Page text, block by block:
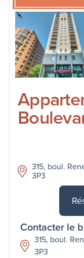
315, boul.
3P3
Contacter le
315, boul.
3P3